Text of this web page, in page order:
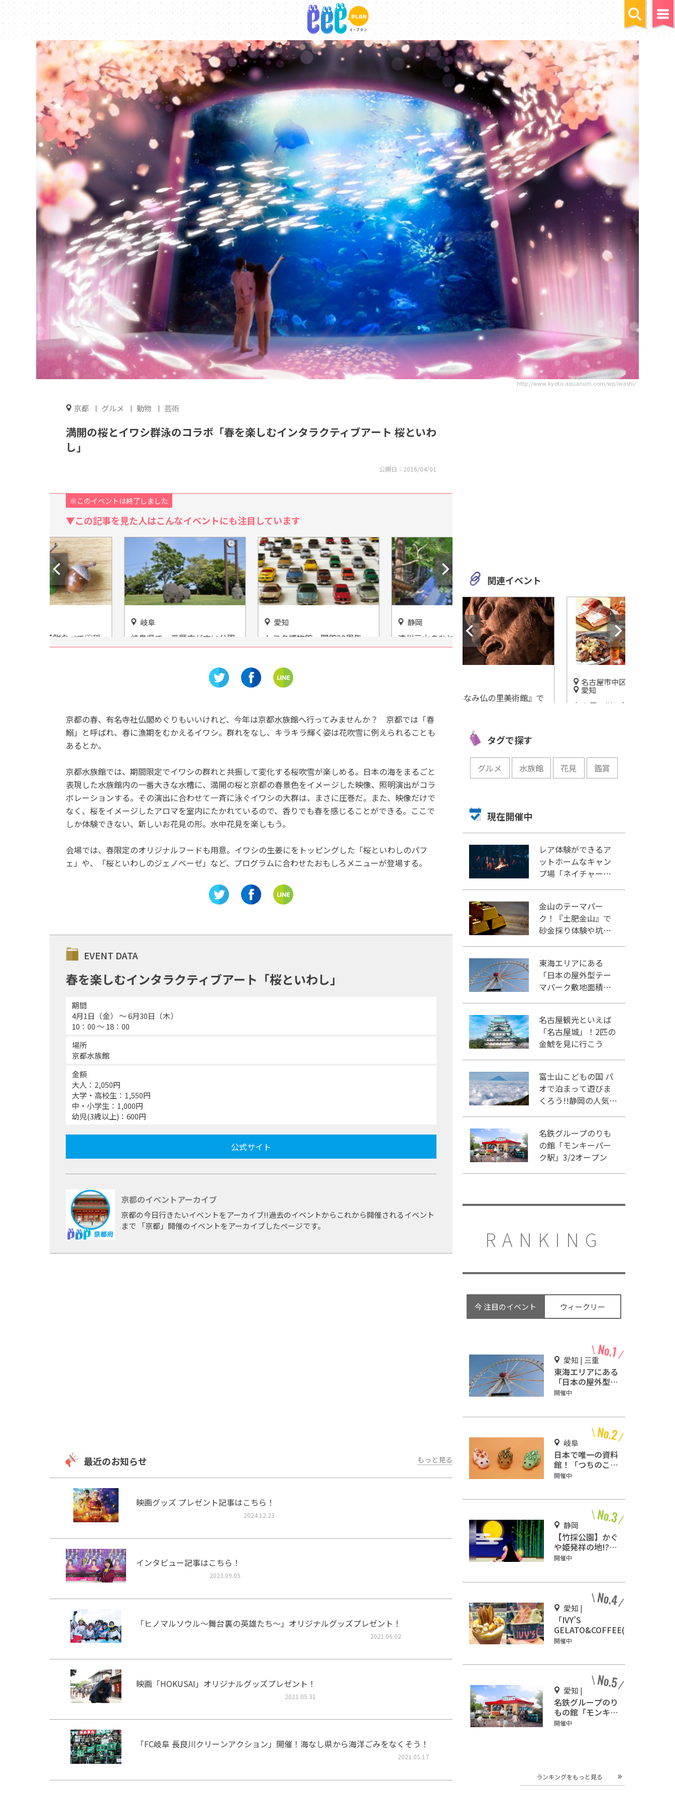
http://www.kyoto-aquarium.com/wp/iwashi/
京都 グルメ 動物 芸術
満開の桜とイワシ群泳のコラボ「春を楽しむインタラクティブアート 桜といわ
し」
公開日： 2016/04/01
※このイベントは終了しました
▼この記事を見た人はこんなイベントにも注目しています
岐阜県で一番歴史が古い公園
はここ！「大垣公園」
トヨタ博物館 開館30周年
「クルマ文化資料室」オープ
クルマを好きになる！
遠州三山のひとつ！目の霊山
『油山寺』をご紹介
愛知
須成祭・蟹江町の魅力を発
信！「蟹江町観光交流センタ
ー 祭人」
三重
日本人の総氏神・お
に行こう！『伊勢神
お出かけ情報をご紹
京都の春、有名寺社仏閣めぐりもいいけれど、今年は京都水族館へ行ってみませんか？ 京都では「春
鰯」と呼ばれ、春に漁期をむかえるイワシ。群れをなし、キラキラ輝く姿は花吹雪に例えられることも
あるとか。
京都水族館では、期間限定でイワシの群れと共振して変化する桜吹雪が楽しめる。日本の海をまるごと
表現した水族館内の一番大きな水槽に、満開の桜と京都の春景色をイメージした映像、照明演出がコラ
ボレーションする。その演出に合わせて一斉に泳ぐイワシの大群は、まさに圧巻だ。また、映像だけで
なく、桜をイメージしたアロマを室内にたかれているので、香りでも春を感じることができる。ここで
しか体験できない、新しいお花見の形。水中花見を楽しもう。
会場では、春限定のオリジナルフードも用意。イワシの生姜にをトッピングした「桜といわしのパフ
ェ」や、「桜といわしのジェノベーゼ」など、プログラムに合わせたおもしろメニューが登場する。
EVENT DATA
春を楽しむインタラクティブアート「桜といわし」
期間
4月1日（金） 〜 6月30日（木）
10：00 〜 18：00
場所
京都水族館
金額
大人：2,050円
大学・高校生：1,550円
中・小学生：1,000円
幼児(3歳以上)：600円
公式サイト
京都のイベントアーカイブ
京都の今日行きたいイベントをアーカイブ!!過去のイベントからこれから開催されるイベント
まで 「京都」開催のイベントをアーカイブしたページです。
最近のお知らせ もっと見る
映画グッズ プレゼント記事はこちら！
2024.12.23
インタビュー記事はこちら！
2023.09.05
「ヒノマルソウル～舞台裏の英雄たち～」オリジナルグッズプレゼント！
2021.06.02
映画「HOKUSAI」オリジナルグッズプレゼント！
2021.05.31
「FC岐阜 長良川クリーンアクション」開催！海なし県から海洋ごみをなくそう！
2021.05.17
関連イベント
三重
開催中
鑑賞しよう！
開催中
名古屋・栄に錦と結ぶ横丁
開催中
【ヒルトン名
タグで探す
グルメ 水族館 花見 鑑賞
現在開催中
レア体験ができるア
ットホームなキャン
プ場「ネイチャーラ
金山のテーマパー
ク！『土肥金山』で
砂金採り体験や坑道
東海エリアにある
「日本の屋外型テー
マパーク敷地面積ラ
名古屋観光といえば
「名古屋城」！2匹の
金鯱を見に行こう
富士山こどもの国 パ
オで泊まって遊びま
くろう!!静岡の人気冒
名鉄グループのりも
の館「モンキーパー
ク駅」3/2オープン
RANKING
今 注目のイベント ウィークリー
愛知 | 三重
東海エリアにある
「日本の屋外型テ
ーマパーク敷地面
開催中
岐阜
日本で唯一の資料
館！「つちのこ
館」
開催中
静岡
【竹採公園】かぐ
や姫発祥の地!?お
じいさんがかぐや
開催中
愛知 |
「IVY’S
GELATO&COFFEE(ア
イビーズ ジェラート
オープン！
開催中
愛知 |
名鉄グループのり
もの館「モンキー
パーク駅」3/2オ
開催中
ランキングをもっと見る